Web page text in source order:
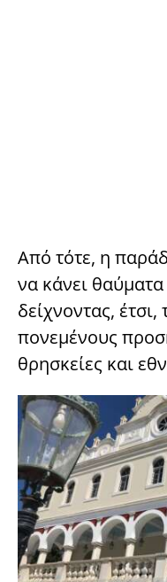
Από τότε, η
να κάνει
δείχνοντας,
πονεμένους
θρησκείες και